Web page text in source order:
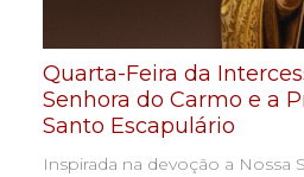
Quarta-Feira da
Senhora do Carmo e a
Santo Escapulário
Inspirada na devoção a Nossa